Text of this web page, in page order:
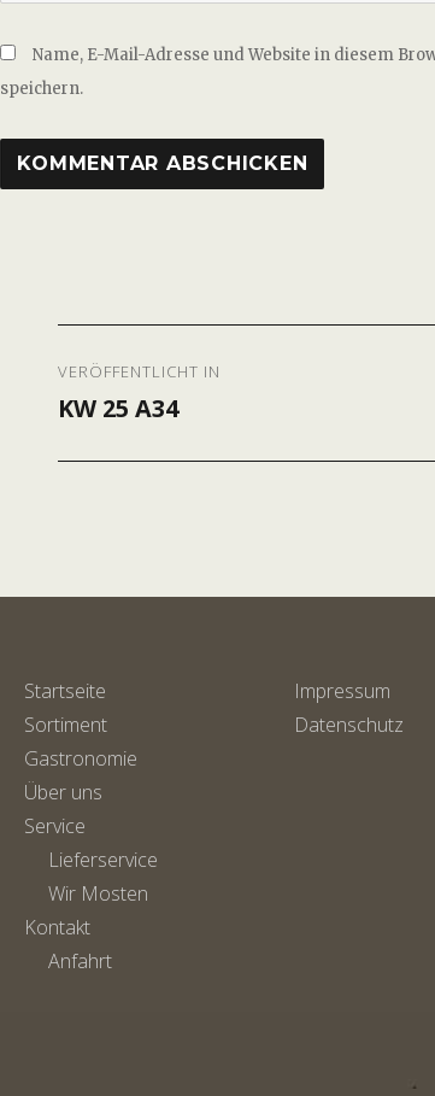
Name, E-Mail-Adresse und Website in diesem
speichern.
VERÖFFENTLICHT IN
KW 25 A34
Startseite
Sortiment
Gastronomie
Über uns
Service
Lieferservice
Wir Mosten
Kontakt
Anfahrt
Impressum
Datenschutz